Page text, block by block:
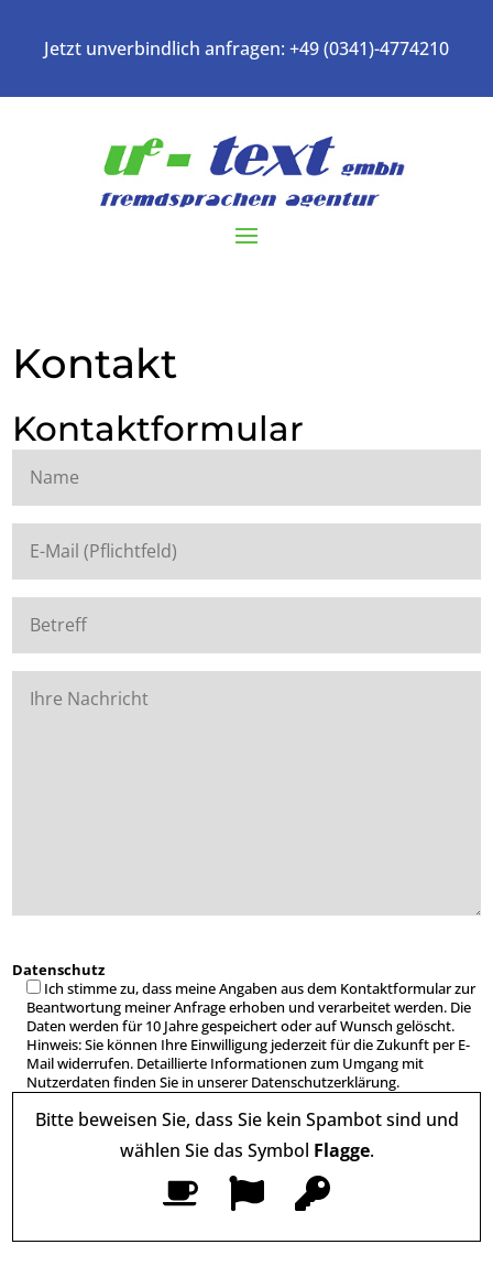
Jetzt unverbindlich anfragen: +49 (0341)-4774210
Kontakt
Kontaktformular
Datenschutz
Ich stimme zu, dass meine Angaben aus dem Kontaktformular zur
Beantwortung meiner Anfrage erhoben und verarbeitet werden. Die
Daten werden für 10 Jahre gespeichert oder auf Wunsch gelöscht.
Hinweis: Sie können Ihre Einwilligung jederzeit für die Zukunft per E-
Mail widerrufen. Detaillierte Informationen zum Umgang mit
Nutzerdaten finden Sie in unsererDatenschutzerklärung.
Bitte beweisen Sie, dass Sie kein Spambot sind und
wählen Sie das Symbol Flagge.